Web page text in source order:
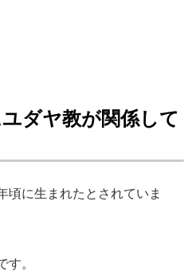
ダヤ教が関係して
頃に生まれたとされていま
す。